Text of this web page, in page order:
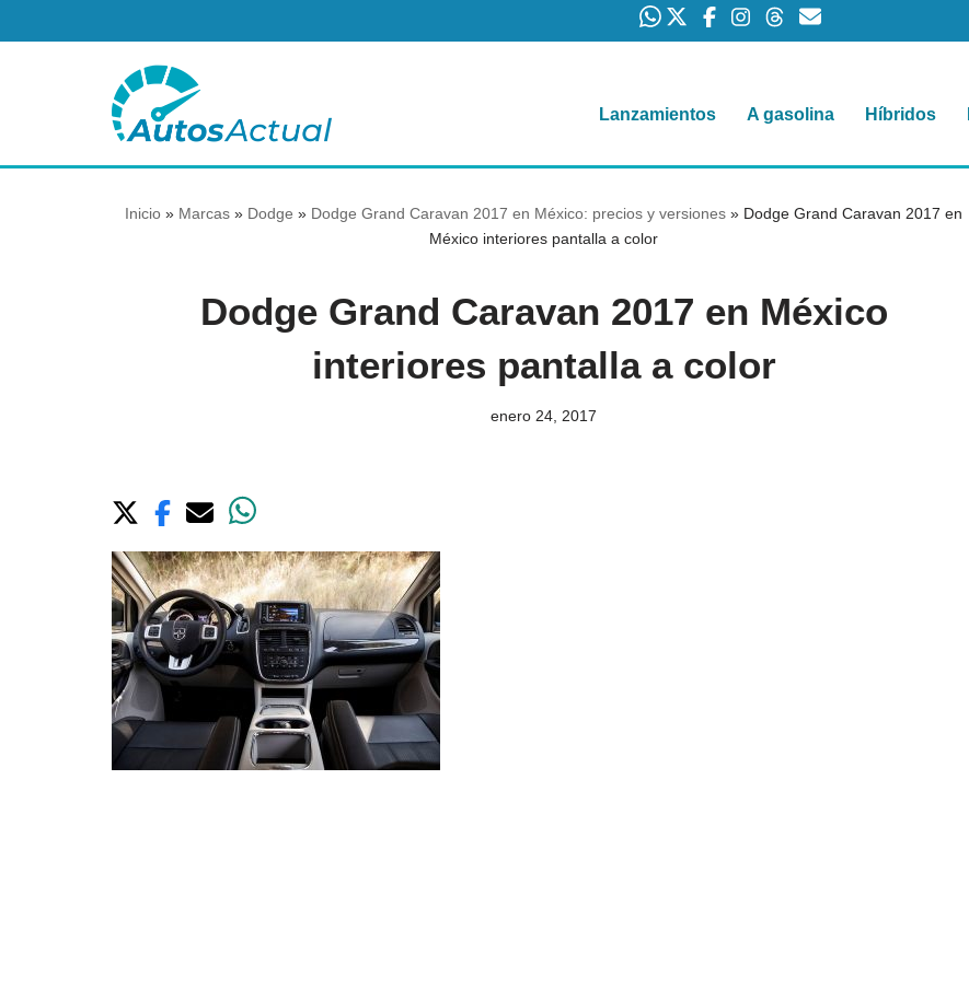
contenido
Lanzamientos A gasolina Híbridos
Inicio » Marcas » Dodge » Dodge Grand Caravan 2017 en México: precios y versiones » Dodge Grand Caravan 2017 en
México interiores pantalla a color
Dodge Grand Caravan 2017 en México
interiores pantalla a color
enero 24, 2017